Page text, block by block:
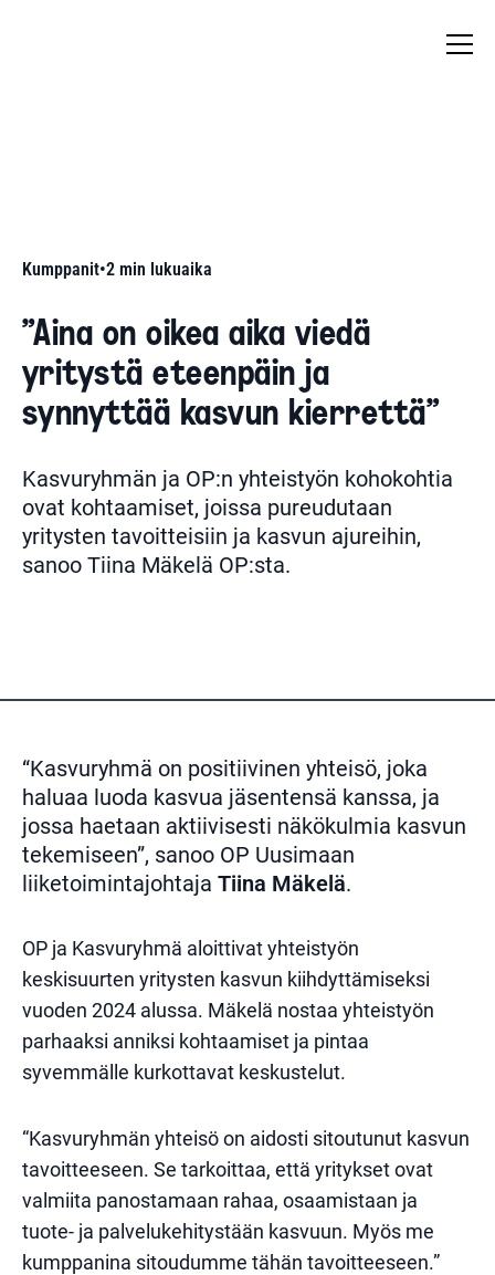
Kumppanit•2 min lukuaika
”Aina on oikea aika viedä
yritystä eteenpäin ja
synnyttää kasvun kierrettä”
Kasvuryhmän ja OP:n yhteistyön kohokohtia
ovat kohtaamiset, joissa pureudutaan
yritysten tavoitteisiin ja kasvun ajureihin,
sanoo Tiina Mäkelä OP:sta.
“Kasvuryhmä on positiivinen yhteisö, joka
haluaa luoda kasvua jäsentensä kanssa, ja
jossa haetaan aktiivisesti näkökulmia kasvun
tekemiseen”, sanoo OP Uusimaan
liiketoimintajohtaja Tiina Mäkelä.
OP ja Kasvuryhmä aloittivat yhteistyön
keskisuurten yritysten kasvun kiihdyttämiseksi
vuoden 2024 alussa. Mäkelä nostaa yhteistyön
parhaaksi anniksi kohtaamiset ja pintaa
syvemmälle kurkottavat keskustelut.
“Kasvuryhmän yhteisö on aidosti sitoutunut kasvun
tavoitteeseen. Se tarkoittaa, että yritykset ovat
valmiita panostamaan rahaa, osaamistaan ja
tuote- ja palvelukehitystään kasvuun. Myös me
kumppanina sitoudumme tähän tavoitteeseen.”